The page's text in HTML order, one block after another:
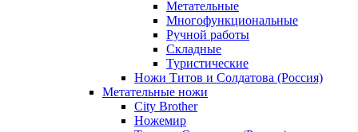
Метательные
Многофункциональные
Ручной работы
Складные
Туристические
Ножи Титов и Солдатова (Россия)
Метательные ножи
City Brother
Ножемир